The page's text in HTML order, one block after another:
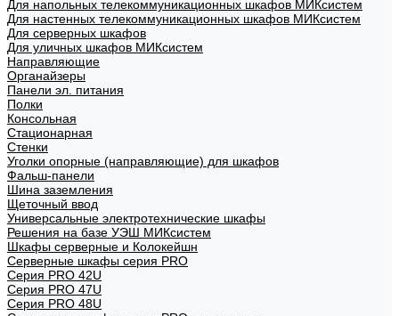
Для напольных телекоммуникационных шкафов МИКсистем
Для настенных телекоммуникационных шкафов МИКсистем
Для серверных шкафов
Для уличных шкафов МИКсистем
Направляющие
Органайзеры
Панели эл. питания
Полки
Консольная
Стационарная
Стенки
Уголки опорные (направляющие) для шкафов
Фальш-панели
Шина заземления
Щеточный ввод
Универсальные электротехнические шкафы
Решения на базе УЭШ МИКсистем
Шкафы серверные и Колокейшн
Серверные шкафы серия PRO
Серия PRO 42U
Серия PRO 47U
Серия PRO 48U